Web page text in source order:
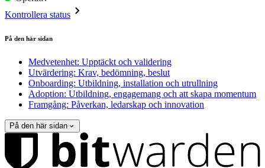
Kontrollera status
På den här sidan
Medvetenhet: Upptäckt och validering
Utvärdering: Krav, bedömning, beslut
Onboarding: Utbildning, installation och utrullning
Adoption: Utbildning, engagemang och att skapa momentum
Framgång: Påverkan, ledarskap och innovation
På den här sidan